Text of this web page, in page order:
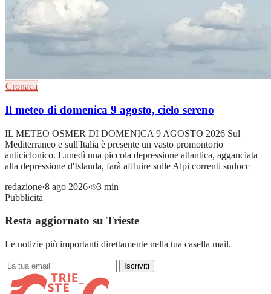
Cronaca
Il meteo di domenica 9 agosto, cielo sereno
IL METEO OSMER DI DOMENICA 9 AGOSTO 2026 Sul
Mediterraneo e sull'Italia è presente un vasto promontorio
anticiclonico. Lunedì una piccola depressione atlantica, agganciata
alla depressione d'Islanda, farà affluire sulle Alpi correnti sudocc
redazione·8 ago 2026·
3 min
Pubblicità
Resta aggiornato su Trieste
Le notizie più importanti direttamente nella tua casella mail.
Iscriviti